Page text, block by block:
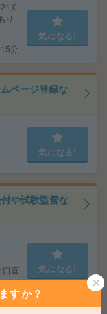
り
分
気になる!
ページ登録な
気になる!
や試験監督な
口直
気になる!
すか？